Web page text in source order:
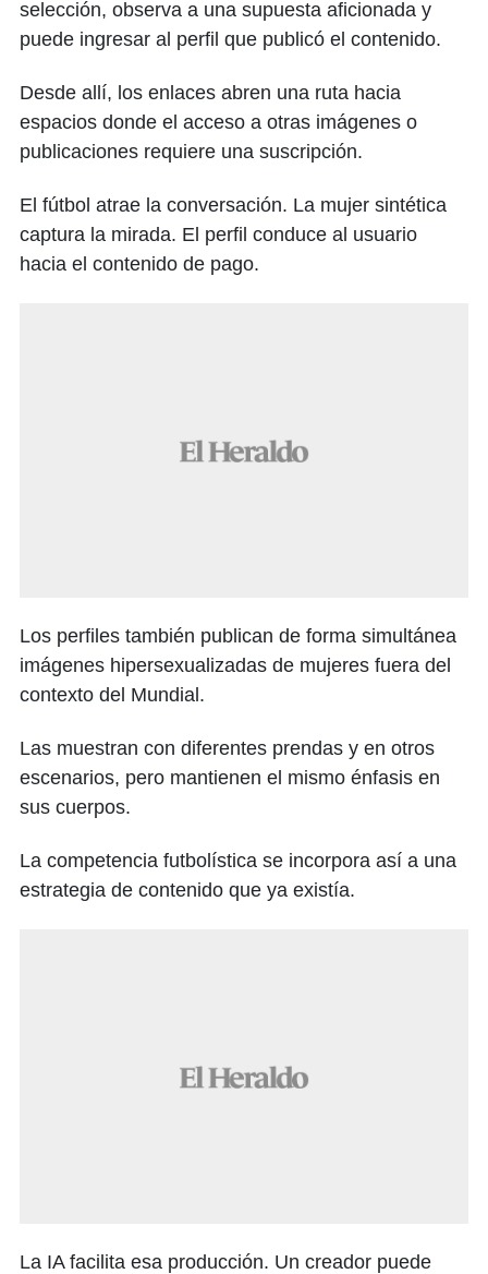
selección, observa a una supuesta aficionada y
puede ingresar al perfil que publicó el contenido.
Desde allí, los enlaces abren una ruta hacia
espacios donde el acceso a otras imágenes o
publicaciones requiere una suscripción.
El fútbol atrae la conversación. La mujer sintética
captura la mirada. El perfil conduce al usuario
hacia el contenido de pago.
Los perfiles también publican de forma simultánea
imágenes hipersexualizadas de mujeres fuera del
contexto del Mundial.
Las muestran con diferentes prendas y en otros
escenarios, pero mantienen el mismo énfasis en
sus cuerpos.
La competencia futbolística se incorpora así a una
estrategia de contenido que ya existía.
La IA facilita esa producción. Un creador puede